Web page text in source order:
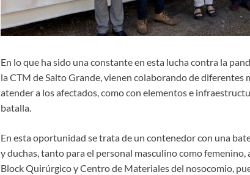
En lo que ha sido una constante en esta lucha contra la
la CTM de Salto Grande, vienen colaborando de
atender a los afectados, como con elementos e
batalla.
En esta oportunidad se trata de un contenedor con una
y duchas, tanto para el personal masculino como
Block Quirúrgico y Centro de Materiales del nosocomio,